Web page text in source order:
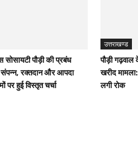
सोसायटी पौड़ी की प्रबंध
रक्तदान और आपदा
पर हुई विस्तृत चर्चा
उत्तराखण्ड
पौड़ी गढ़वाल
खरीद मामला:
लगी रोक